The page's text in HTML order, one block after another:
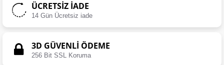
ÜCRETSIZ İADE
14 Gün Ücretsiz iade
3D GÜVENLİ ÖDEME
256 Bit SSL Koruma